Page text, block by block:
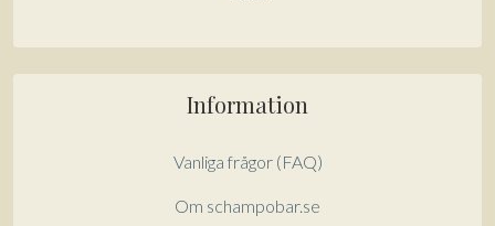
Information
Vanliga frågor (FAQ)
Om schampobar.se